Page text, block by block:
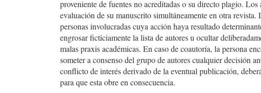
proveniente de fuentes no acreditadas o su directo plagio.
evaluación de su manuscrito simultáneamente en otra
personas involucradas cuya acción haya resultado
engrosar ficticiamente la lista de autores u ocultar
malas praxis académicas. En caso de coautoría, la persona
someter a consenso del grupo de autores cualquier decisión
conflicto de interés derivado de la eventual publicación,
para que esta obre en consecuencia.